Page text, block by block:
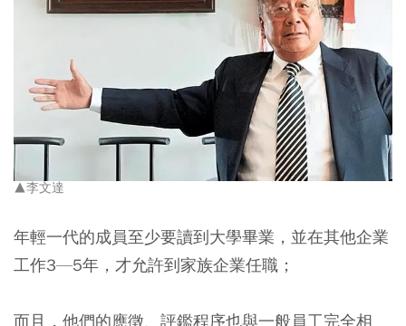
▲李文達
年輕一代的成員至少要讀到大學畢業，並在其他企業
工作3—5年，才允許到家族企業任職；
而且，他們的應徵、評鑑程序也與一般員工完全相